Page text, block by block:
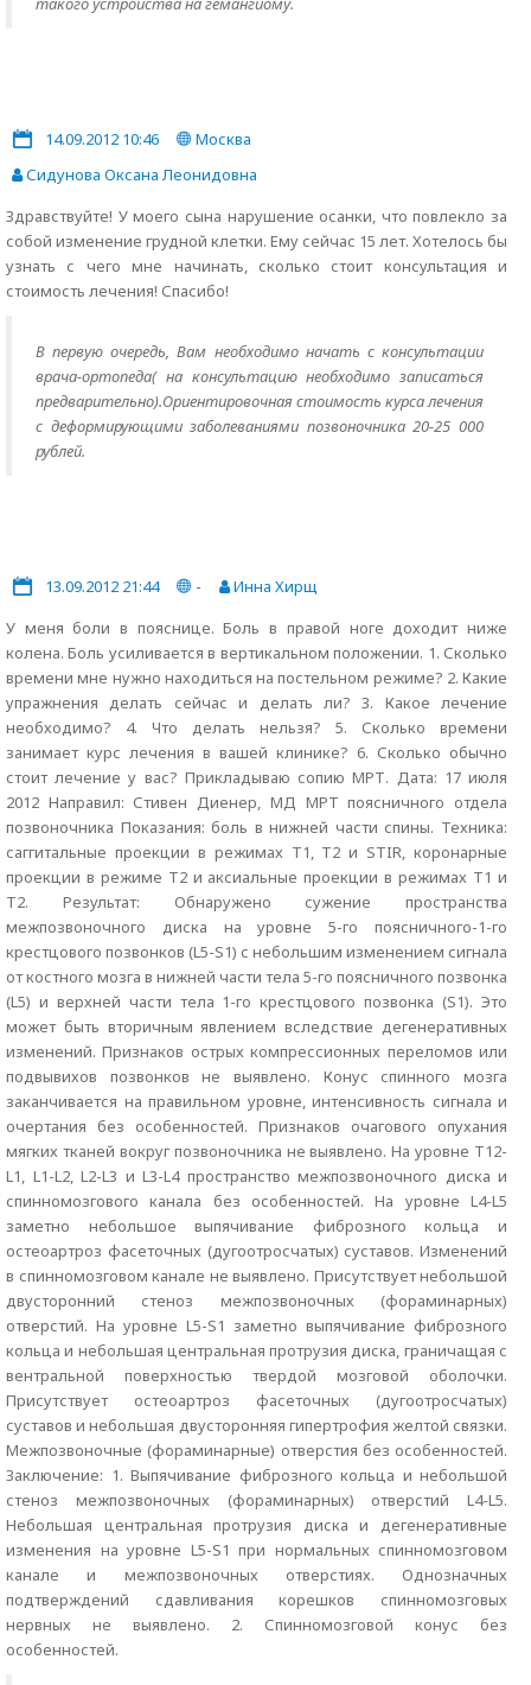
14.09.2012 10:46
Москва
Сидунова Оксана Леонидовна
Здравствуйте! У моего сына нарушение осанки, что повлекло за
собой изменение грудной клетки. Ему сейчас 15 лет. Хотелось бы
узнать с чего мне начинать, сколько стоит консультация и
стоимость лечения! Спасибо!
В первую очередь, Вам необходимо начать с консультации
врача-ортопеда( на консультацию необходимо записаться
предварительно).Ориентировочная стоимость курса лечения
с деформирующими заболеваниями позвоночника 20-25 000
рублей.
13.09.2012 21:44 -
Инна Хирщ
У меня боли в пояснице. Боль в правой ноге доходит ниже
колена. Боль усиливается в вертикальном положении. 1. Сколько
времени мне нужно находиться на постельном режиме? 2. Какие
упражнения делать сейчас и делать ли? 3. Какое лечение
необходимо? 4. Что делать нельзя? 5. Сколько времени
занимает курс лечения в вашей клинике? 6. Сколько обычно
стоит лечение у вас? Прикладываю сопию МРТ. Дата: 17 июля
2012 Направил: Стивен Диенер, МД МРТ поясничного отдела
позвоночника Показания: боль в нижней части спины. Техника:
саггитальные проекции в режимах Т1, Т2 и STIR, коронарные
проекции в режиме Т2 и аксиальные проекции в режимах Т1 и
Т2. Результат: Обнаружено сужение пространства
межпозвоночного диска на уровне 5-го поясничного-1-го
крестцового позвонков (L5-S1) с небольшим изменением сигнала
от костного мозга в нижней части тела 5-го поясничного позвонка
(L5) и верхней части тела 1-го крестцового позвонка (S1). Это
может быть вторичным явлением вследствие дегенеративных
изменений. Признаков острых компрессионных переломов или
подвывихов позвонков не выявлено. Конус спинного мозга
заканчивается на правильном уровне, интенсивность сигнала и
очертания без особенностей. Признаков очагового опухания
мягких тканей вокруг позвоночника не выявлено. На уровне T12-
L1, L1-L2, L2-L3 и L3-L4 пространство межпозвоночного диска и
спинномозгового канала без особенностей. На уровне L4-L5
заметно небольшое выпячивание фиброзного кольца и
остеоартроз фасеточных (дугоотросчатых) суставов. Изменений
в спинномозговом канале не выявлено. Присутствует небольшой
двусторонний стеноз межпозвоночных (фораминарных)
отверстий. На уровне L5-S1 заметно выпячивание фиброзного
кольца и небольшая центральная протрузия диска, граничащая с
вентральной поверхностью твердой мозговой оболочки.
Присутствует остеоартроз фасеточных (дугоотросчатых)
суставов и небольшая двусторонняя гипертрофия желтой связки.
Межпозвоночные (фораминарные) отверстия без особенностей.
Заключение: 1. Выпячивание фиброзного кольца и небольшой
стеноз межпозвоночных (фораминарных) отверстий L4-L5.
Небольшая центральная протрузия диска и дегенеративные
изменения на уровне L5-S1 при нормальных спинномозговом
канале и межпозвоночных отверстиях. Однозначных
подтверждений сдавливания корешков спинномозговых
нервных не выявлено. 2. Спинномозговой конус без
особенностей.